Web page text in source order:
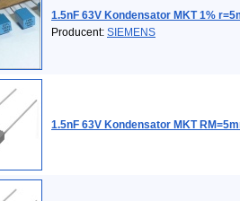
1.5nF 63V Kondensator MKT 1%
Producent: SIEMENS
1.5nF 63V Kondensator MKT